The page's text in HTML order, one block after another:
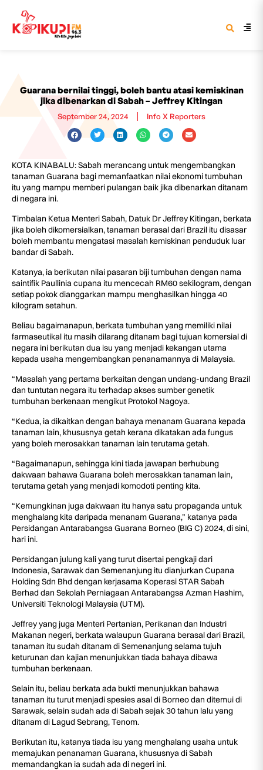
Guarana bernilai tinggi, boleh bantu atasi kemiskinan
jika dibenarkan di Sabah – Jeffrey Kitingan
September 24, 2024 Info X Reporters
KOTA KINABALU: Sabah merancang untuk mengembangkan
tanaman Guarana bagi memanfaatkan nilai ekonomi tumbuhan
itu yang mampu memberi pulangan baik jika dibenarkan ditanam
di negara ini.
Timbalan Ketua Menteri Sabah, Datuk Dr Jeffrey Kitingan, berkata
jika boleh dikomersialkan, tanaman berasal dari Brazil itu disasar
boleh membantu mengatasi masalah kemiskinan penduduk luar
bandar di Sabah.
Katanya, ia berikutan nilai pasaran biji tumbuhan dengan nama
saintifik Paullinia cupana itu mencecah RM60 sekilogram, dengan
setiap pokok dianggarkan mampu menghasilkan hingga 40
kilogram setahun.
Beliau bagaimanapun, berkata tumbuhan yang memiliki nilai
farmaseutikal itu masih dilarang ditanam bagi tujuan komersial di
negara ini berikutan dua isu yang menjadi kekangan utama
kepada usaha mengembangkan penanamannya di Malaysia.
“Masalah yang pertama berkaitan dengan undang-undang Brazil
dan tuntutan negara itu terhadap akses sumber genetik
tumbuhan berkenaan mengikut Protokol Nagoya.
“Kedua, ia dikaitkan dengan bahaya menanam Guarana kepada
tanaman lain, khususnya getah kerana dikatakan ada fungus
yang boleh merosakkan tanaman lain terutama getah.
“Bagaimanapun, sehingga kini tiada jawapan berhubung
dakwaan bahawa Guarana boleh merosakkan tanaman lain,
terutama getah yang menjadi komodoti penting kita.
“Kemungkinan juga dakwaan itu hanya satu propaganda untuk
menghalang kita daripada menanam Guarana,” katanya pada
Persidangan Antarabangsa Guarana Borneo (BIG C) 2024, di sini,
hari ini.
Persidangan julung kali yang turut disertai pengkaji dari
Indonesia, Sarawak dan Semenanjung itu dianjurkan Cupana
Holding Sdn Bhd dengan kerjasama Koperasi STAR Sabah
Berhad dan Sekolah Perniagaan Antarabangsa Azman Hashim,
Universiti Teknologi Malaysia (UTM).
Jeffrey yang juga Menteri Pertanian, Perikanan dan Industri
Makanan negeri, berkata walaupun Guarana berasal dari Brazil,
tanaman itu sudah ditanam di Semenanjung selama tujuh
keturunan dan kajian menunjukkan tiada bahaya dibawa
tumbuhan berkenaan.
Selain itu, beliau berkata ada bukti menunjukkan bahawa
tanaman itu turut menjadi spesies asal di Borneo dan ditemui di
Sarawak, selain sudah ada di Sabah sejak 30 tahun lalu yang
ditanam di Lagud Sebrang, Tenom.
Berikutan itu, katanya tiada isu yang menghalang usaha untuk
memajukan penanaman Guarana, khususnya di Sabah
memandangkan ia sudah ada di negeri ini.